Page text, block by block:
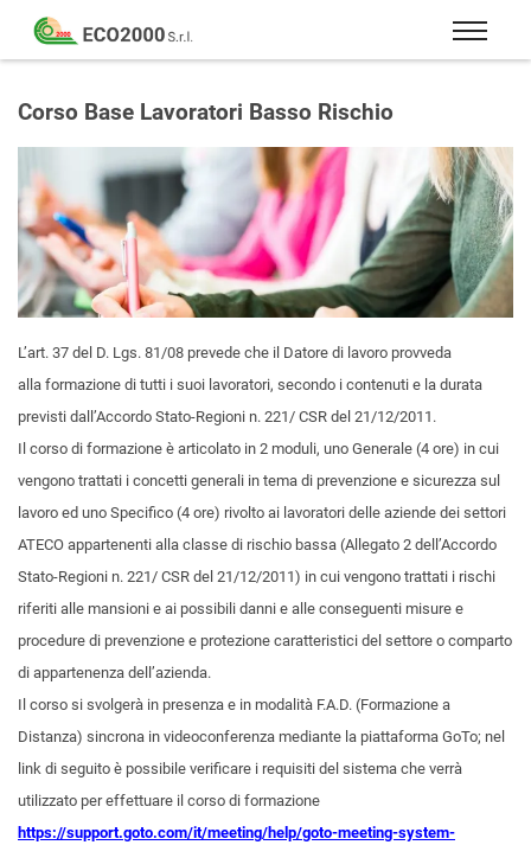
Eco
2000
Formazione
consulenza
la
sicurezza
sul
lavoro
–
81/08
Corso Base Lavoratori Basso Rischio
L’art. 37 del D. Lgs. 81/08 prevede che il Datore di lavoro provveda
alla formazione di tutti i suoi lavoratori, secondo i contenuti e la durata
previsti dall’Accordo Stato-Regioni n. 221/ CSR del 21/12/2011.
Il corso di formazione è articolato in 2 moduli, uno Generale (4 ore) in cui
vengono trattati i concetti generali in tema di prevenzione e sicurezza sul
lavoro ed uno Specifico (4 ore) rivolto ai lavoratori delle aziende dei settori
ATECO appartenenti alla classe di rischio bassa (Allegato 2 dell’Accordo
Stato-Regioni n. 221/ CSR del 21/12/2011) in cui vengono trattati i rischi
riferiti alle mansioni e ai possibili danni e alle conseguenti misure e
procedure di prevenzione e protezione caratteristici del settore o comparto
di appartenenza dell’azienda.
Il corso si svolgerà in presenza e in modalità F.A.D. (Formazione a
Distanza) sincrona in videoconferenza mediante la piattaforma GoTo; nel
link di seguito è possibile verificare i requisiti del sistema che verrà
utilizzato per effettuare il corso di formazione
https://support.goto.com/it/meeting/help/goto-meeting-system-